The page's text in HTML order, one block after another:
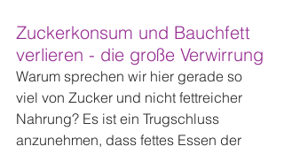
Zuckerkonsum und Bauchfett
verlieren - die große Verwirrung
Warum sprechen wir hier gerade so
viel von Zucker und nicht fettreicher
Nahrung? Es ist ein Trugschluss
anzunehmen, dass fettes Essen der